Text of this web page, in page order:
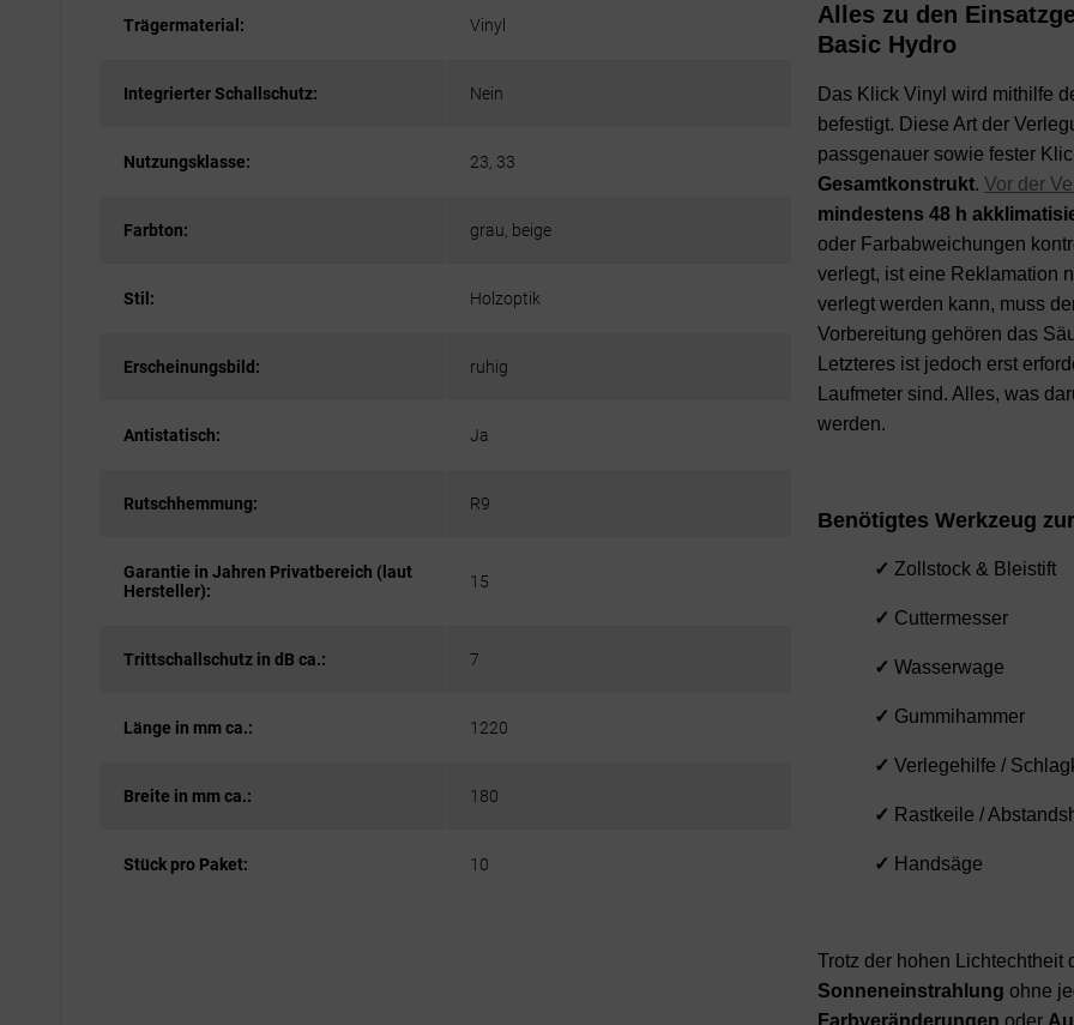
Alles zu den
Basic Hydro
Das Klick Vinyl wird mithilfe
befestigt. Diese Art der
passgenauer sowie fester
Gesamtkonstrukt. Vor der
mindestens 48 h
oder Farbabweichungen
verlegt, ist eine Reklamation
verlegt werden kann, muss
Vorbereitung gehören das
Letzteres ist jedoch erst
Laufmeter sind. Alles, was
werden.
Benötigtes Werkzeug
✓ Zollstock & Bleistift
✓ Cuttermesser
✓ Wasserwage
✓ Gummihammer
✓ Verlegehilfe /
✓ Rastkeile /
✓ Handsäge
Trotz der hohen Lichtechtheit
Sonneneinstrahlung ohne
Farbveränderungen oder
Trägermaterial: Vinyl
Integrierter Schallschutz: Nein
Nutzungsklasse: 23, 33
Farbton: grau, beige
Stil: Holzoptik
Erscheinungsbild: ruhig
Antistatisch: Ja
Rutschhemmung: R9
Garantie in Jahren Privatbereich (laut
Hersteller):
15
Trittschallschutz in dB ca.: 7
Länge in mm ca.: 1220
Breite in mm ca.: 180
Stück pro Paket: 10